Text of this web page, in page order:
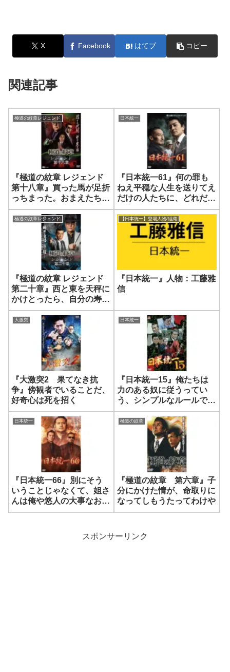
X Facebook はてブ コピー
関連記事
極道の紋章レジェンド
『極道の紋章 レジェンド
第十八章』買った馬が足折
っちまった。おまえたちに
は悪いことしたよ
日本統一
『日本統一61』何の罪も
ねえ平穏な人生を送りてえ
だけの人たちに、どれだけ
の、どんな被害が出るのか
極道の紋章レジェンド
『極道の紋章 レジェンド
第二十章』西と東を天秤に
かけとったら、自分の寿命
が短くなるで
【日本統一】登場人物/組織
『日本統一』人物：工藤雅
信
大激突
『大激突2 果てなき抗
争』傍観者でいることだ、
好奇心は死を招く
日本統一
『日本統一15』俺たちは
力のある奴に従うってい
う、シンプルなルールで生
きてる
日本統一
『日本統一66』別にそう
いうことじゃなくて、姐さ
んは俺や悠人の大事なおふ
くろですから
極道の紋章
『極道の紋章 第六章』子
分にかけた情が、命取りに
なってしもうたってわけや
スポンサーリンク